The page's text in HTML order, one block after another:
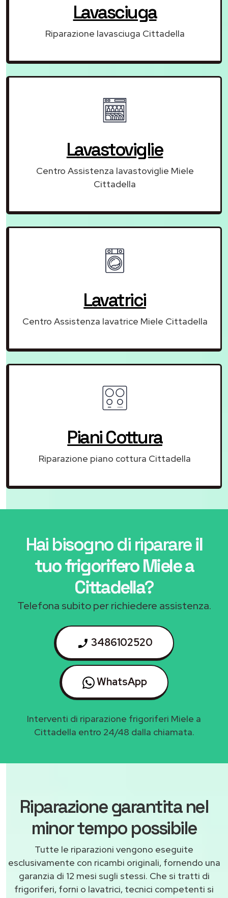
Lavasciuga
Riparazione lavasciuga Cittadella
Lavastoviglie
Centro Assistenza lavastoviglie Miele
Cittadella
Lavatrici
Centro Assistenza lavatrice Miele Cittadella
Piani Cottura
Riparazione piano cottura Cittadella
Hai bisogno di riparareil
tuo frigorifero Miele a
Cittadella?
Telefona subito per richiedere assistenza.
3486102520
WhatsApp
Interventi di riparazione frigoriferi Miele a
Cittadella entro 24/48 dalla chiamata.
Riparazione garantita nel
minor tempo possibile
Tutte le riparazioni vengono eseguite
esclusivamente con ricambi originali, fornendo una
garanzia di 12 mesi sugli stessi. Che si tratti di
frigoriferi, forni o lavatrici, tecnici competenti si